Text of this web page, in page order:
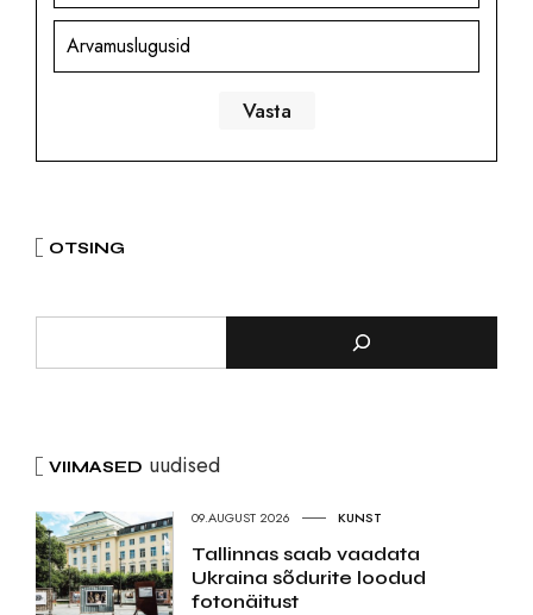
Arvamuslugusid
OTSING
VIIMASED uudised
09.AUGUST 2026 KUNST
Tallinnas saab vaadata
Ukraina sõdurite loodud
fotonäitust